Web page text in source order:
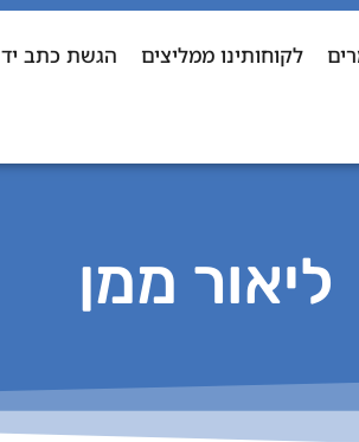
לקוחותינו ממליצים הגשת כתב יד
ליאור ממן